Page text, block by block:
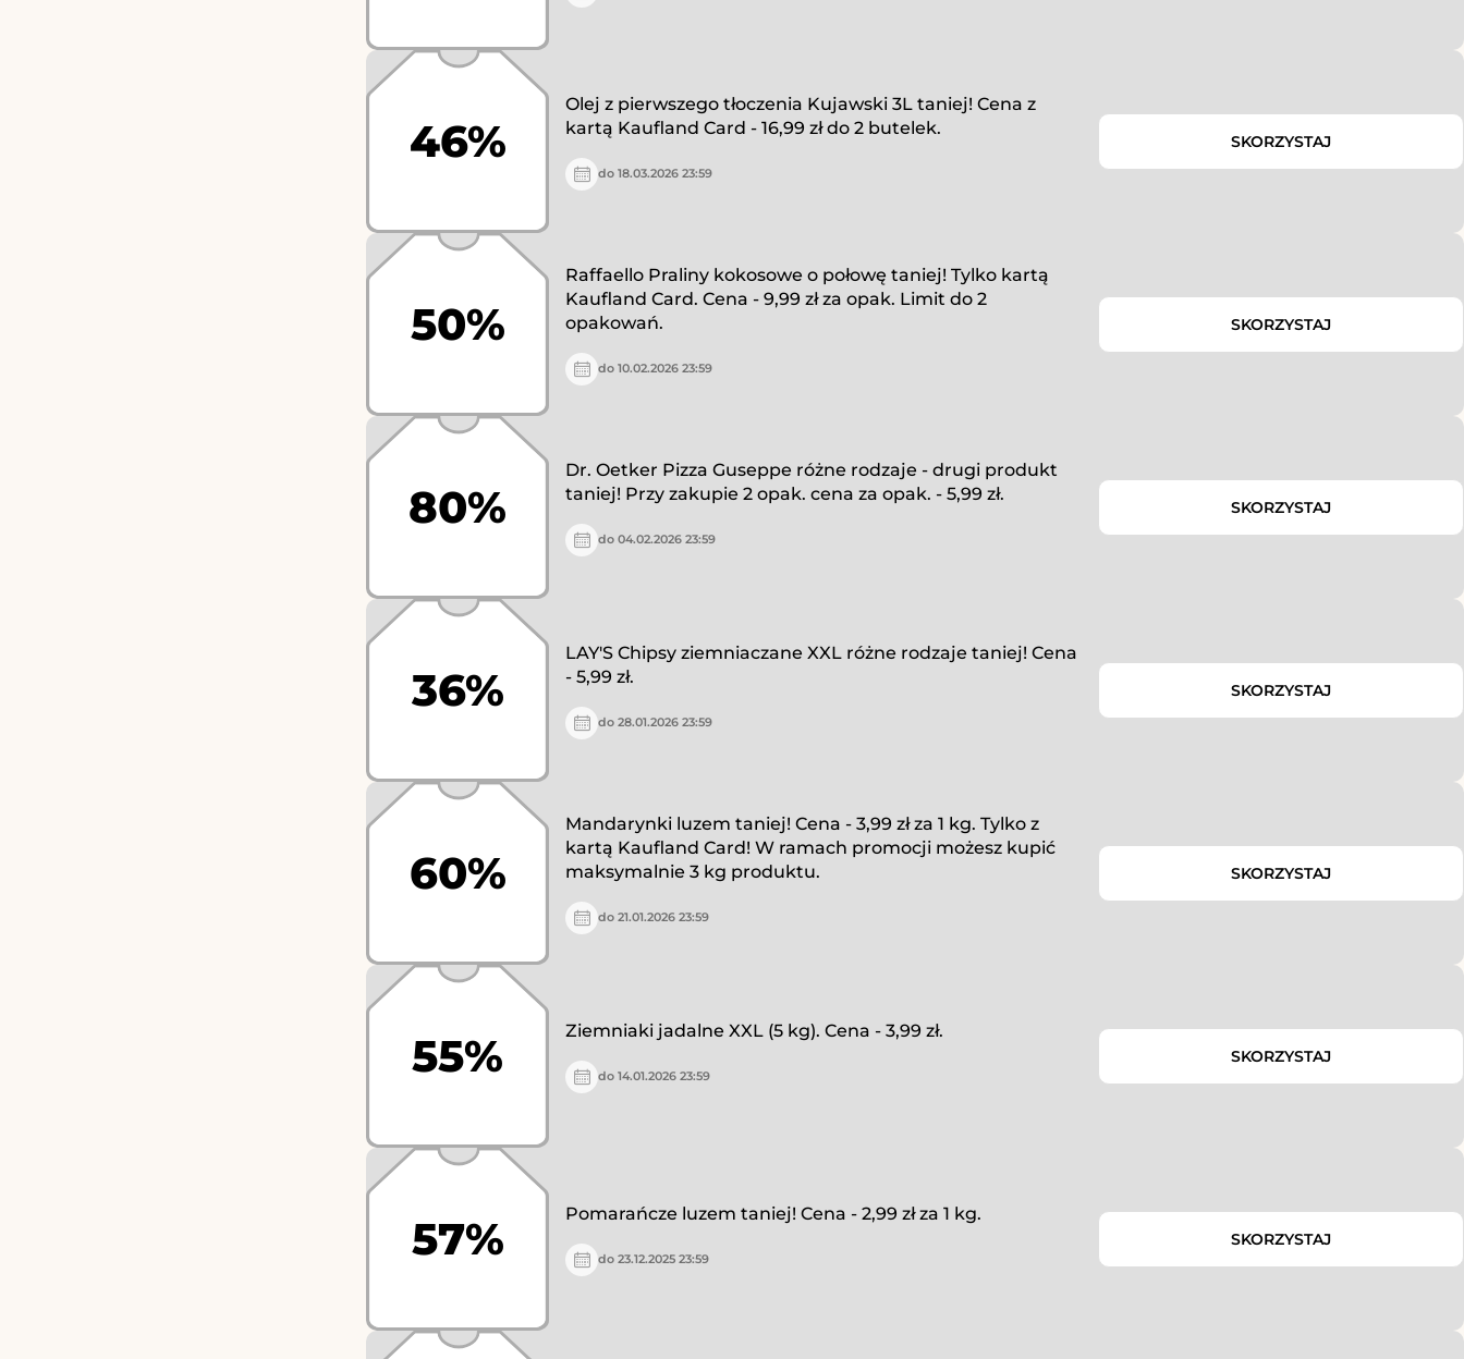
46%
Olej z pierwszego tłoczenia Kujawski 3L taniej! Cena z
kartą Kaufland Card - 16,99 zł do 2 butelek.
do 18.03.2026 23:59
SKORZYSTAJ
50%
Raffaello Praliny kokosowe o połowę taniej! Tylko kartą
Kaufland Card. Cena - 9,99 zł za opak. Limit do 2
opakowań.
do 10.02.2026 23:59
SKORZYSTAJ
80%
Dr. Oetker Pizza Guseppe różne rodzaje - drugi produkt
taniej! Przy zakupie 2 opak. cena za opak. - 5,99 zł.
do 04.02.2026 23:59
SKORZYSTAJ
36%
LAY'S Chipsy ziemniaczane XXL różne rodzaje taniej! Cena
- 5,99 zł.
do 28.01.2026 23:59
SKORZYSTAJ
60%
Mandarynki luzem taniej! Cena - 3,99 zł za 1 kg. Tylko z
kartą Kaufland Card! W ramach promocji możesz kupić
maksymalnie 3 kg produktu.
do 21.01.2026 23:59
SKORZYSTAJ
55% Ziemniaki jadalne XXL (5 kg). Cena - 3,99 zł.
do 14.01.2026 23:59
SKORZYSTAJ
57% Pomarańcze luzem taniej! Cena - 2,99 zł za 1 kg.
do 23.12.2025 23:59
SKORZYSTAJ